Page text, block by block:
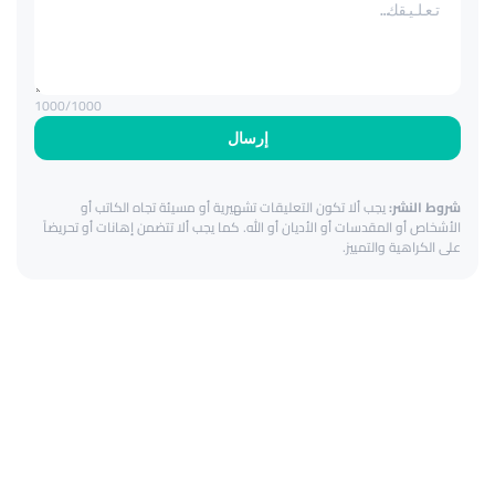
إرسال
1000/1000
شروط النشر:يجب ألا تكون التعليقات تشهيرية أو مسيئة تجاه الكاتب أو
الأشخاص أو المقدسات أو الأديان أو الله. كما يجب ألا تتضمن إهانات أو تحريضاً
على الكراهية والتمييز.